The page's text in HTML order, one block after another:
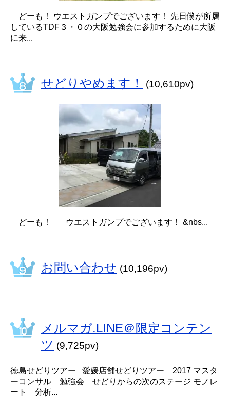
どーも！ ウエストガンプでございます！ 先日僕が所属
しているTDF３・０の大阪勉強会に参加するために大阪
に来...
せどりやめます！ (10,610pv)
どーも！ ウエストガンプでございます！ &nbs...
お問い合わせ (10,196pv)
メルマガ.LINE＠限定コンテン
ツ (9,725pv)
徳島せどりツアー 愛媛店舗せどりツアー 2017 マスタ
ーコンサル 勉強会 せどりからの次のステージ モノレ
ート 分析...